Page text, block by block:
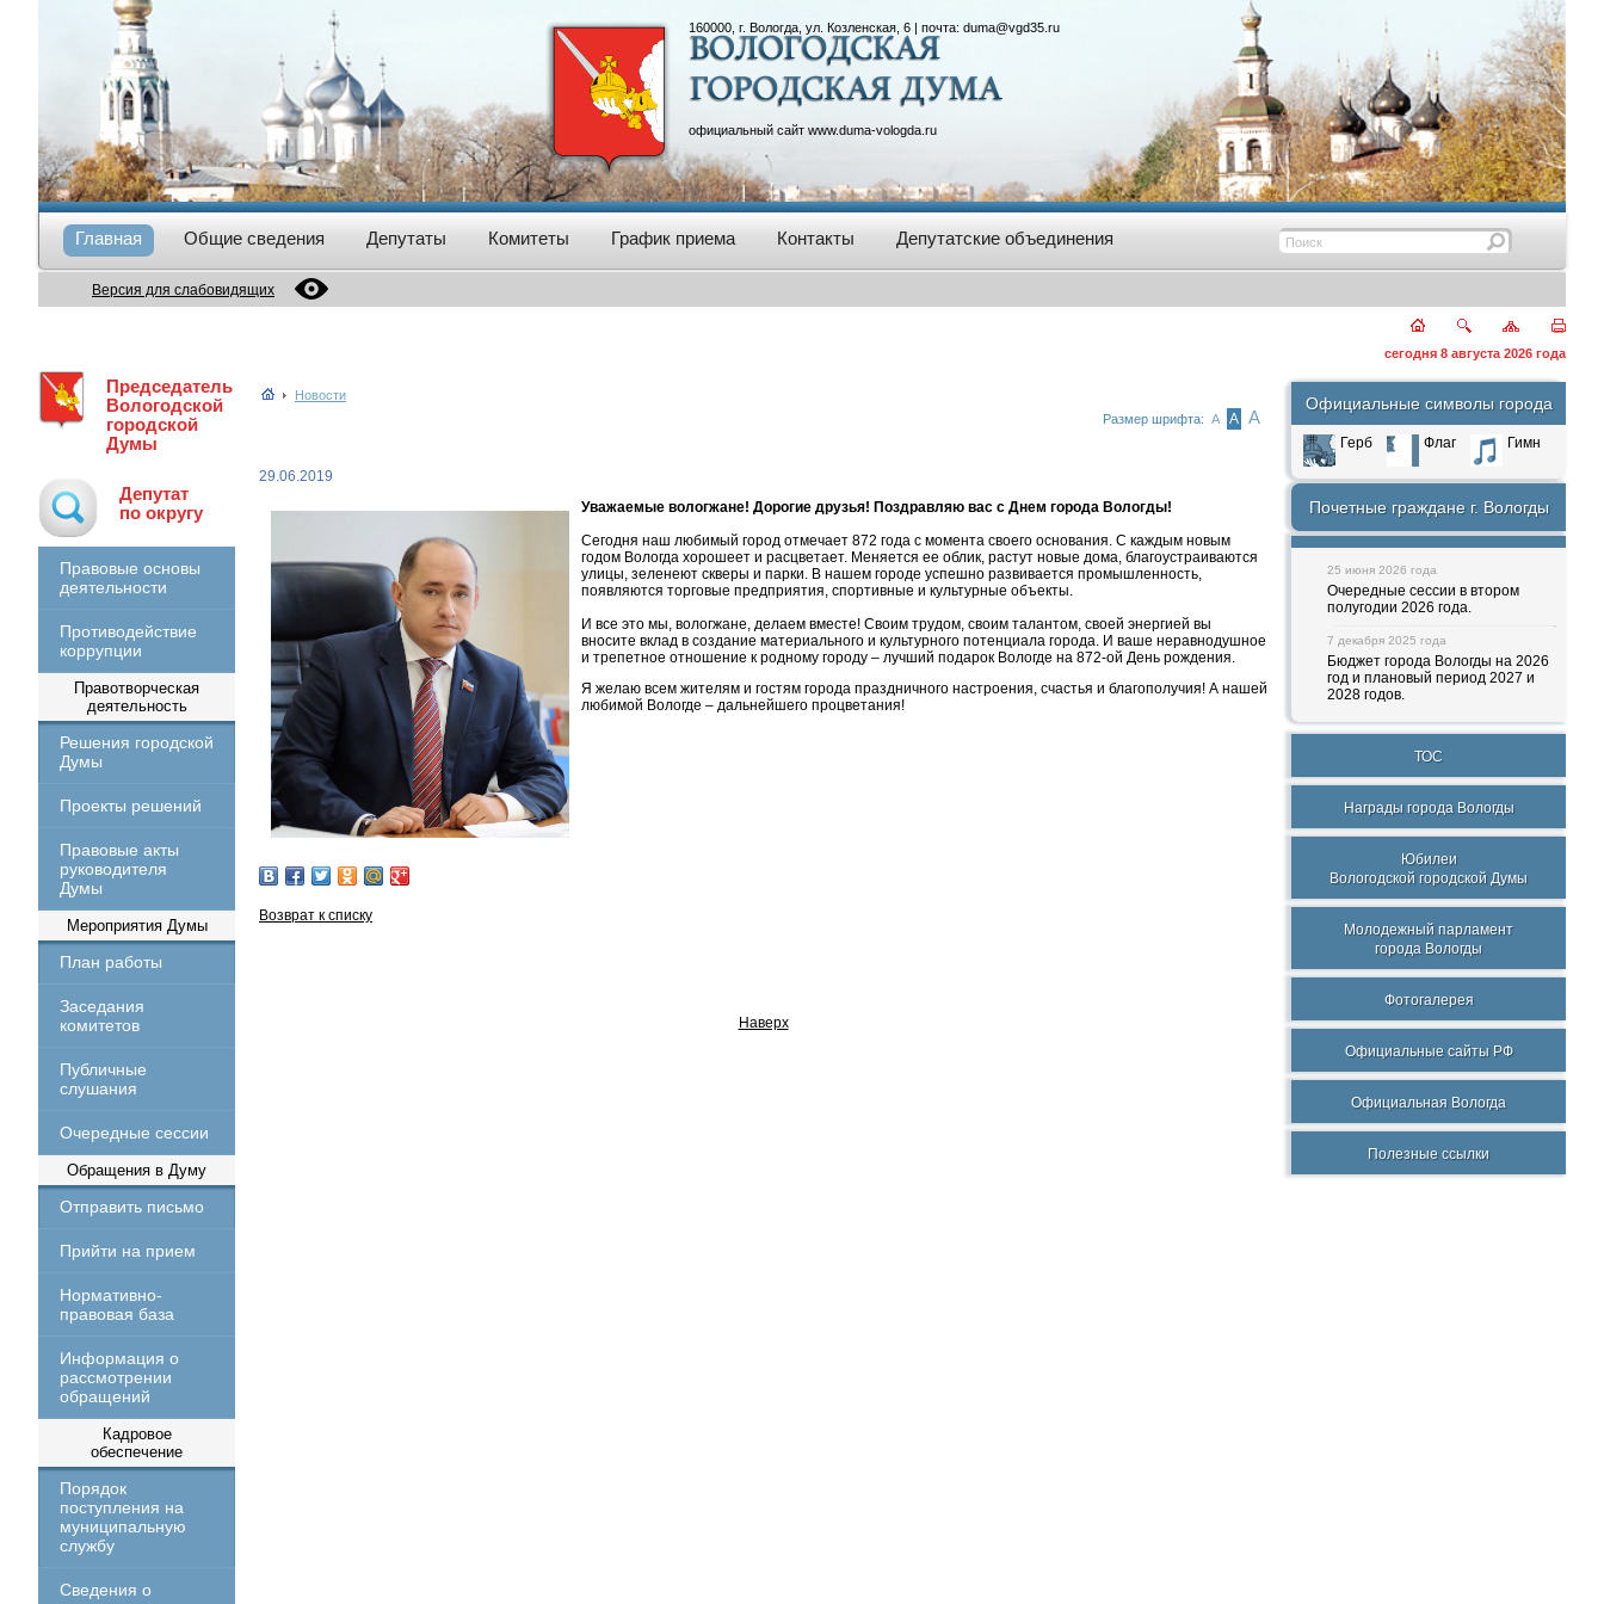
160000, г. Вологда, ул. Козленская, 6 | почта: duma@vgd35.ru
официальный сайт www.duma-vologda.ru
Главная Общие сведения Депутаты Комитеты График приема Контакты Депутатские объединения
Версия для слабовидящих
сегодня 8 августа 2026 года
Председатель
Вологодской
городской
Думы
Депутат
по округу
Правовые основы
деятельности
Противодействие
коррупции
Правотворческая
деятельность
Решения городской
Думы
Проекты решений
Правовые акты
руководителя
Думы
Мероприятия Думы
План работы
Заседания
комитетов
Публичные
слушания
Очередные сессии
Обращения в Думу
Отправить письмо
Прийти на прием
Нормативно-
правовая база
Информация о
рассмотрении
обращений
Кадровое
обеспечение
Порядок
поступления на
муниципальную
службу
Сведения о
Новости
Размер шрифта: А А А
29.06.2019
Уважаемые вологжане! Дорогие друзья! Поздравляю вас с Днем города Вологды!
Сегодня наш любимый город отмечает 872 года с момента своего основания. С каждым новым
годом Вологда хорошеет и расцветает. Меняется ее облик, растут новые дома, благоустраиваются
улицы, зеленеют скверы и парки. В нашем городе успешно развивается промышленность,
появляются торговые предприятия, спортивные и культурные объекты.
И все это мы, вологжане, делаем вместе! Своим трудом, своим талантом, своей энергией вы
вносите вклад в создание материального и культурного потенциала города. И ваше неравнодушное
и трепетное отношение к родному городу – лучший подарок Вологде на 872-ой День рождения.
Я желаю всем жителям и гостям города праздничного настроения, счастья и благополучия! А нашей
любимой Вологде – дальнейшего процветания!
Возврат к списку
Наверх
Официальные символы города
Герб Флаг Гимн
Почетные граждане г. Вологды
25 июня 2026 года
Очередные сессии в втором
полугодии 2026 года.
7 декабря 2025 года
Бюджет города Вологды на 2026
год и плановый период 2027 и
2028 годов.
ТОС
Награды города Вологды
Юбилеи
Вологодской городской Думы
Молодежный парламент
города Вологды
Фотогалерея
Официальные сайты РФ
Официальная Вологда
Полезные ссылки